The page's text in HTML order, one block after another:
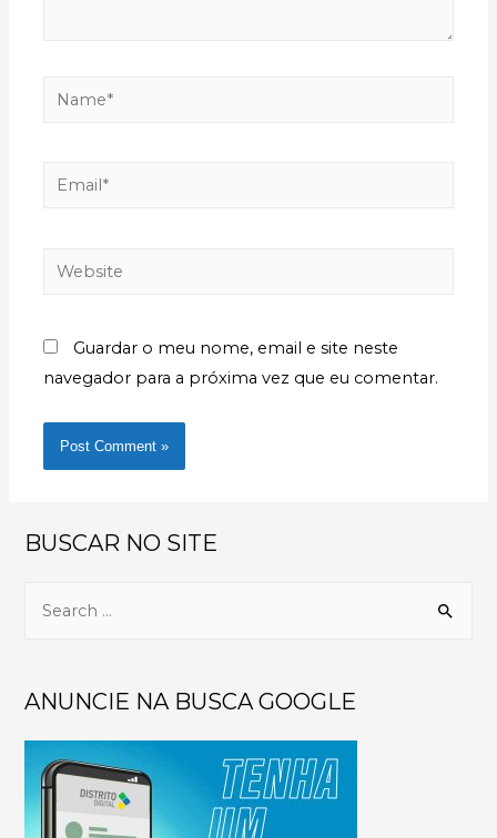
Guardar o meu nome, email e site neste
navegador para a próxima vez que eu comentar.
BUSCAR NO SITE
ANUNCIE NA BUSCA GOOGLE